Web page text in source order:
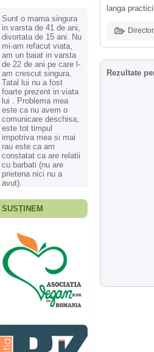
Sunt o mama singura
in varsta de 41 de ani,
divortata de 15 ani. Nu
mi-am refacut viata,
am un baiat in varsta
de 22 de ani pe care l-
am crescut singura.
Tatal lui nu a fost
foarte prezent in viata
lui . Problema mea
este ca nu avem o
comunicare deschisa,
este tot timpul
impotriva mea si mai
rau este ca am
constatat ca are relatii
cu barbati (nu are
prietena nici nu a
avut).
Fiica mea s-a nascut
ani, privind in urma
realizez cat de multe
greseli am facut in
educatia si cresterea
ei, am fost o mama
egoista, preocupata
de implinirea
profesionala, cand ea
era mica am neglijat-
agresiva, orice
greseala era taxata cu
o palma sau pedepse.
SUSȚINEM
langa
Rezultate